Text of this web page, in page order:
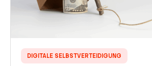
DIGITALE SELBSTVERTEIDIGUNG